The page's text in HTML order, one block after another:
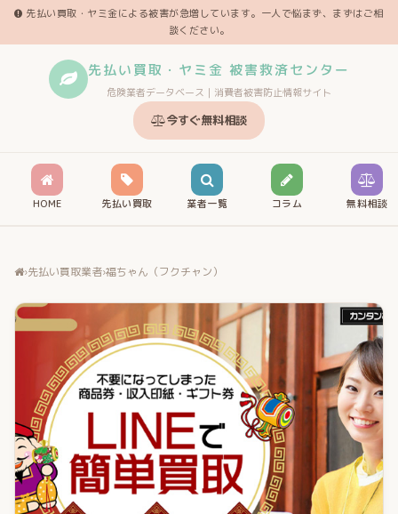
先払い買取・ヤミ金による被害が急増しています。一人で悩まず、まずはご相
談ください。
先払い買取・ヤミ金 被害救済センター
危険業者データベース｜消費者被害防止情報サイト
今すぐ無料相談
HOME 先払い買取 業者一覧 コラム 無料相談
›先払い買取業者›福ちゃん（フクチャン）